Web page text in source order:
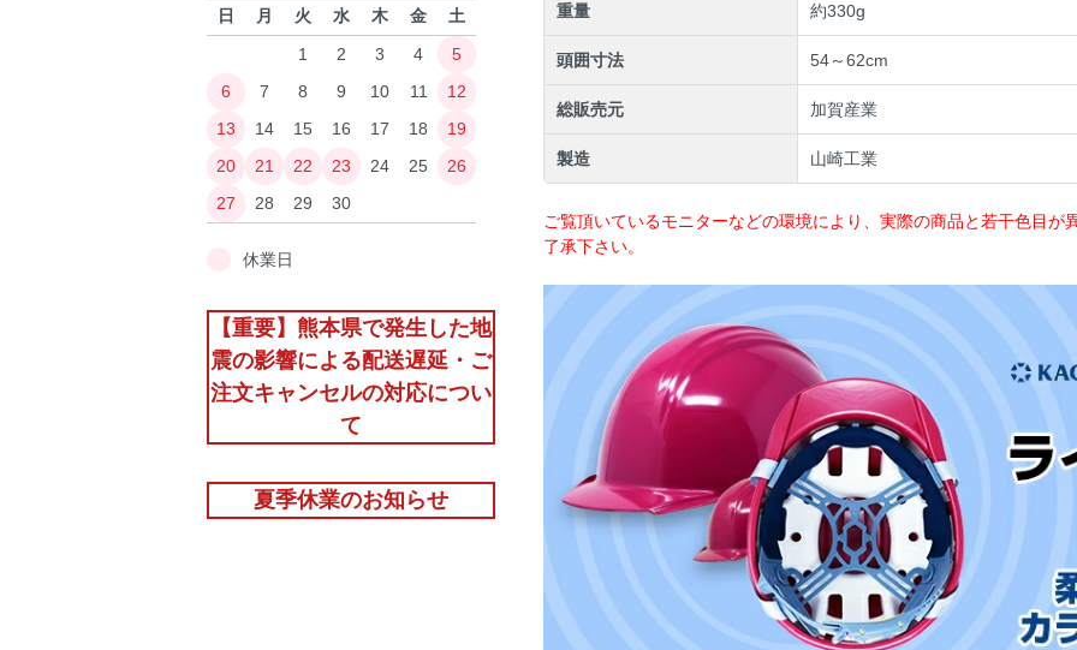
重量 約330g
頭囲寸法 54～62cm
総販売元 加賀産業
製造 山崎工業
ご覧頂いているモニターなどの環境により、実際の商品と若干色目が
了承下さい。
日 月 火 水 木 金
土
1
2 3 4
5
6
7 8 9 10 11
12
13
14 15 16 17 18
19
20
21 22 23 24 25
26
27
28 29 30
休業日
【重要】熊本県で発生した地
震の影響による配送遅延・ご
注文キャンセルの対応につい
て
夏季休業のお知らせ